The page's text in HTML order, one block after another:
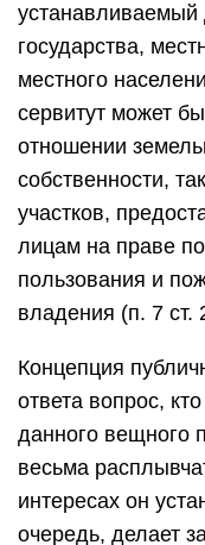
устанавливаемый
государства,
местного
сервитут может
отношении
собственности,
участков,
лицам на праве
пользования и
владения (п. 7 ст.
Концепция
ответа вопрос,
данного вещного
весьма
интересах он
очередь, делает